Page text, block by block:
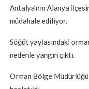
Antalya’nın Alanya
müdahale ediliyor.
Söğüt yaylasındaki
nedenle yangın çıktı.
Orman Bölge Müdürlüğü